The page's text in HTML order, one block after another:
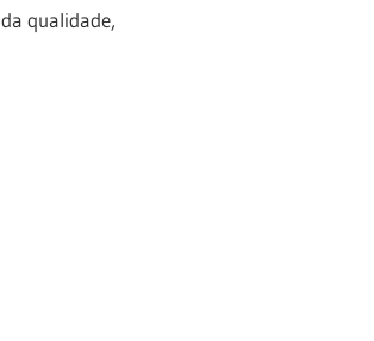
qualidade,